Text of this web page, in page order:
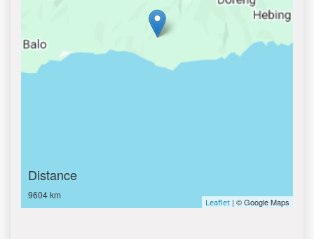
Distance
9604 km
Leaflet | © Google Maps